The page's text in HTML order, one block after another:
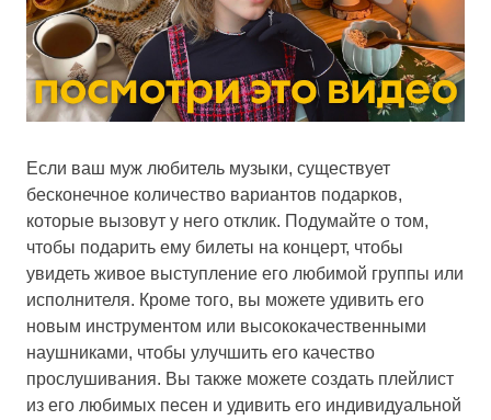
Если ваш муж любитель музыки, существует
бесконечное количество вариантов подарков,
которые вызовут у него отклик. Подумайте о том,
чтобы подарить ему билеты на концерт, чтобы
увидеть живое выступление его любимой группы или
исполнителя. Кроме того, вы можете удивить его
новым инструментом или высококачественными
наушниками, чтобы улучшить его качество
прослушивания. Вы также можете создать плейлист
из его любимых песен и удивить его индивидуальной